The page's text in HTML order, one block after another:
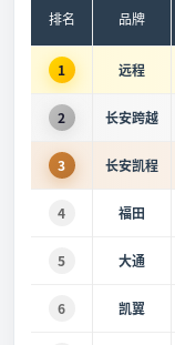
排名 品牌
1 远程
2 长安跨越
3 长安凯程
4 福田
5 大通
6 凯翼